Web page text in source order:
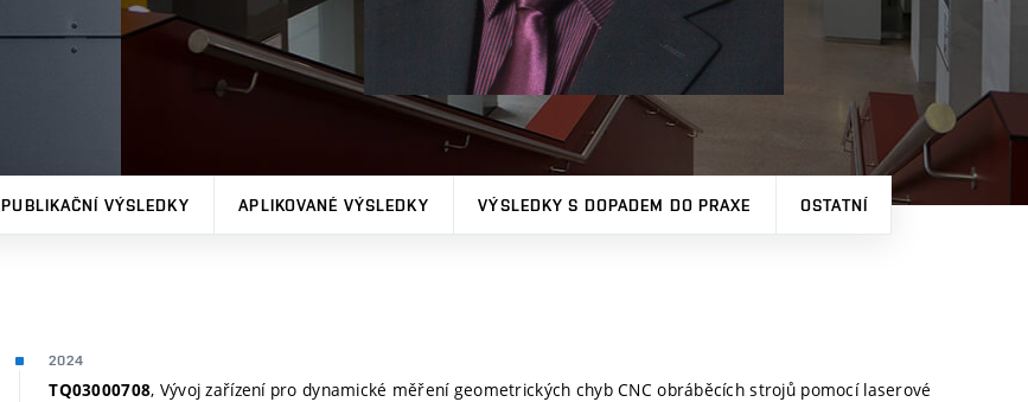
PUBLIKAČNÍ VÝSLEDKY APLIKOVANÉ VÝSLEDKY VÝSLEDKY S DOPADEM DO PRAXE OSTATNÍ
2024
TQ03000708, Vývoj zařízení pro dynamické měření geometrických chyb CNC obráběcích strojů pomocí laserové